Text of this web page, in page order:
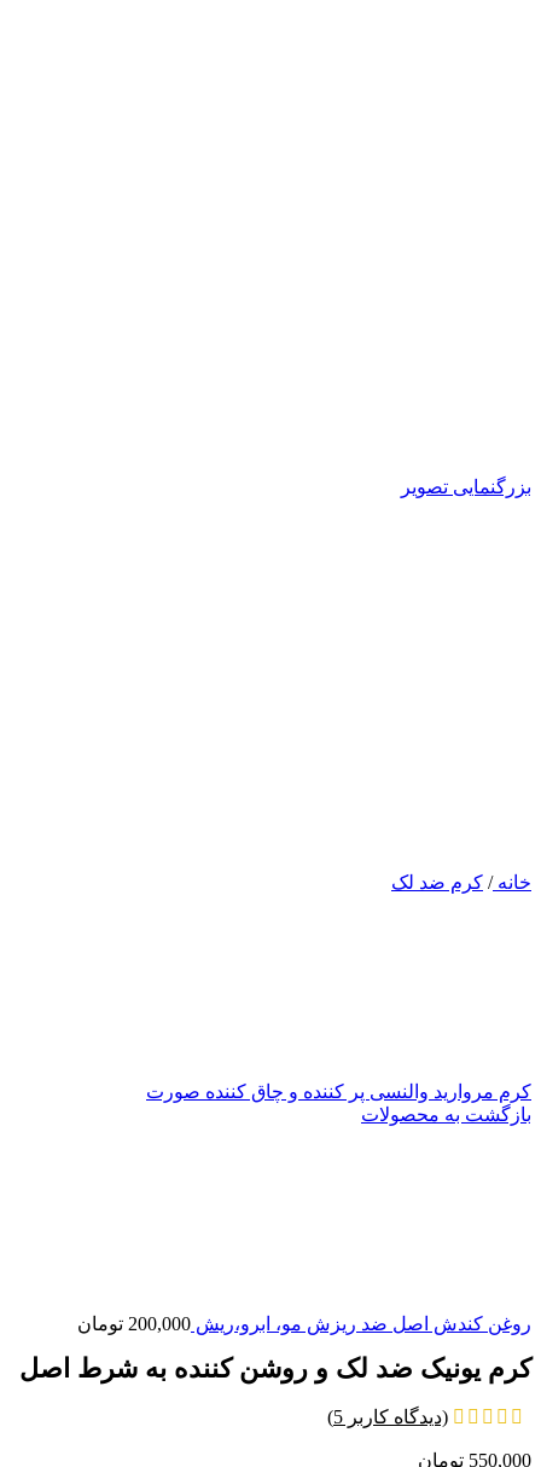
بزرگنمایی تصویر
خانه/ کرم ضد لک
کرم مروارید والنسی پر کننده و چاق کننده صورت
بازگشت به محصولات
روغن کندش اصل ضد ریزش مو، ابرو،ریش 200,000 تومان
کرم یونیک ضد لک و روشن کننده به شرط اصل
(دیدگاه کاربر 5
)
550,000 تومان